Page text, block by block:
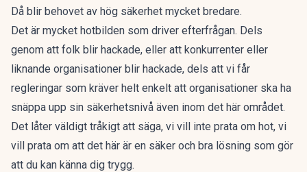
Då blir behovet av hög säkerhet mycket bredare.
Det är mycket hotbilden som driver efterfrågan. Dels
genom att folk blir hackade, eller att konkurrenter eller
liknande organisationer blir hackade, dels att vi får
regleringar som kräver helt enkelt att organisationer ska ha
snäppa upp sin säkerhetsnivå även inom det här området.
Det låter väldigt tråkigt att säga, vi vill inte prata om hot, vi
vill prata om att det här är en säker och bra lösning som gör
att du kan känna dig trygg.